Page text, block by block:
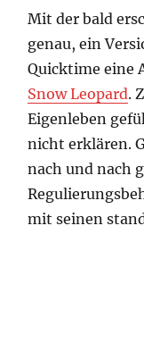
Mit der bald
genau, ein
Quicktime eine
Snow Leopard.
Eigenleben
nicht erklären.
nach und nach
mit seinen